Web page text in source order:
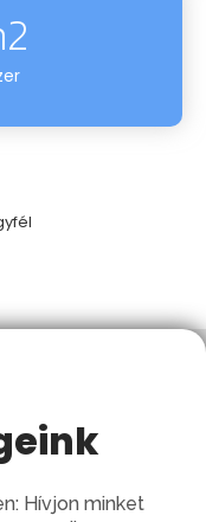
Hívjon minket